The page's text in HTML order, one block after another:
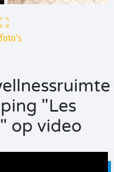
"Les
op video